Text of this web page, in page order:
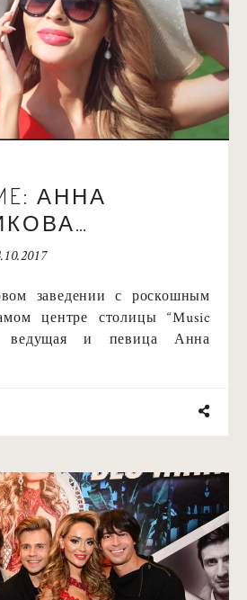
АННА
НОВЫЙ
заведении с роскошным
центре столицы “Music
ведущая и певица Анна